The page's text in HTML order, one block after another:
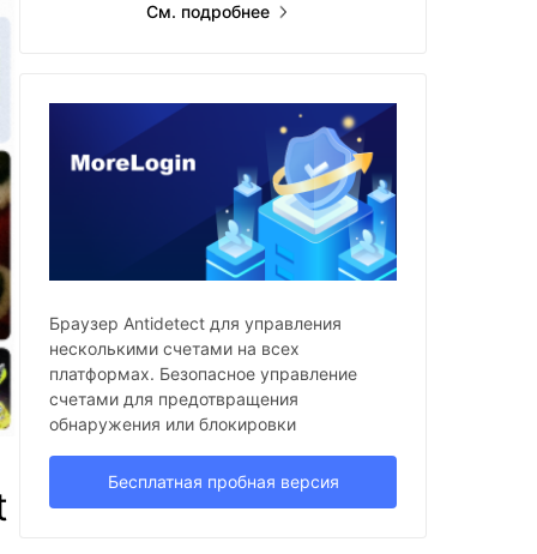
См. подробнее
Браузер Antidetect для управления
несколькими счетами на всех
платформах. Безопасное управление
счетами для предотвращения
обнаружения или блокировки
Бесплатная пробная версия